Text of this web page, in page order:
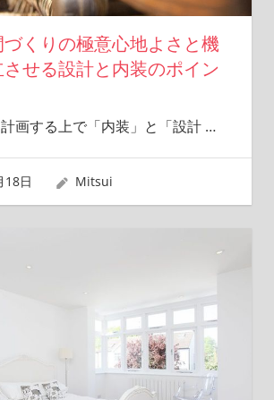
くりの極意心地よさと機
せる設計と内装のポイン
画する上で「内装」と「設計 …
18日 Mitsui